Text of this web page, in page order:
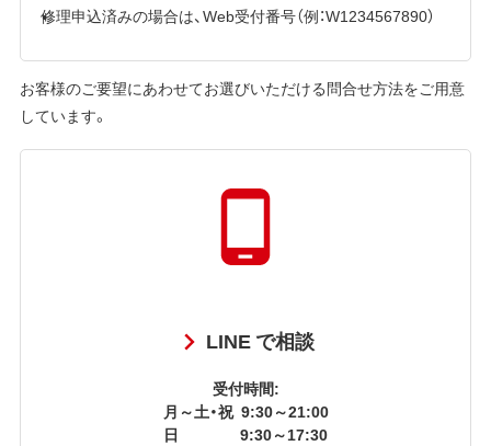
修理申込済みの場合は、Web受付番号（例：W1234567890）
お客様のご要望にあわせてお選びいただける問合せ方法をご用意
しています。
LINE で相談
受付時間:
月～土・祝 9:30～21:00
日
9:30～17:30